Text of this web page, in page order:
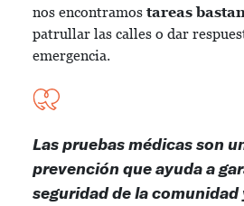
nos encontramos tareas
patrullar las calles o dar
emergencia.
Las pruebas médicas son
prevención que ayuda a
seguridad de la comunidad